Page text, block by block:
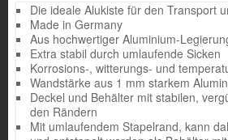
Die ideale Alukiste für den Transport
Made in Germany
Aus hochwertiger Aluminium-
Extra stabil durch umlaufende Sicken
Korrosions-, witterungs- und
Wandstärke aus 1 mm starkem
Deckel und Behälter mit stabilen,
den Rändern
Mit umlaufendem Stapelrand, kann